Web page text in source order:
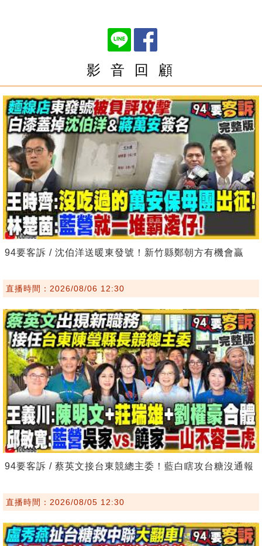
影 音 回 顧
94要客訴 / 沈伯洋送暖東發號！新竹縣鄭朝方有機會贏
直播時間：2026/08/06 12:30
94要客訴 / 蔡英文接台東競總主委！藍白瞎攻台糖沒通報
直播時間：2026/08/05 12:30